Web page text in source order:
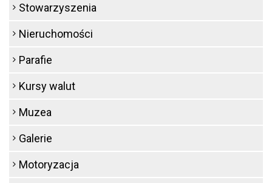
Stowarzyszenia
Nieruchomości
Parafie
Kursy walut
Muzea
Galerie
Motoryzacja